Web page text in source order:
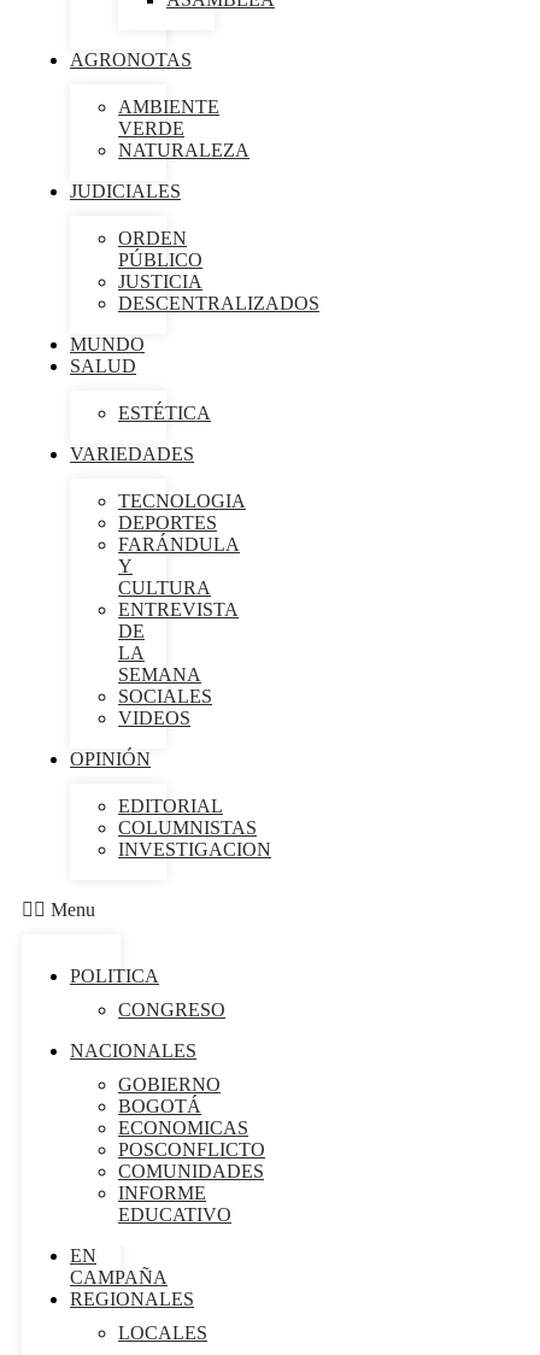
AGRONOTAS
AMBIENTE
VERDE
NATURALEZA
JUDICIALES
ORDEN
PÚBLICO
JUSTICIA
DESCENTRALIZADOS
MUNDO
SALUD
ESTÉTICA
VARIEDADES
TECNOLOGIA
DEPORTES
FARÁNDULA
Y
CULTURA
ENTREVISTA
DE
LA
SEMANA
SOCIALES
VIDEOS
OPINIÓN
EDITORIAL
COLUMNISTAS
INVESTIGACION
Menu
POLITICA
CONGRESO
NACIONALES
GOBIERNO
BOGOTÁ
ECONOMICAS
POSCONFLICTO
COMUNIDADES
INFORME
EDUCATIVO
EN
CAMPAÑA
REGIONALES
LOCALES